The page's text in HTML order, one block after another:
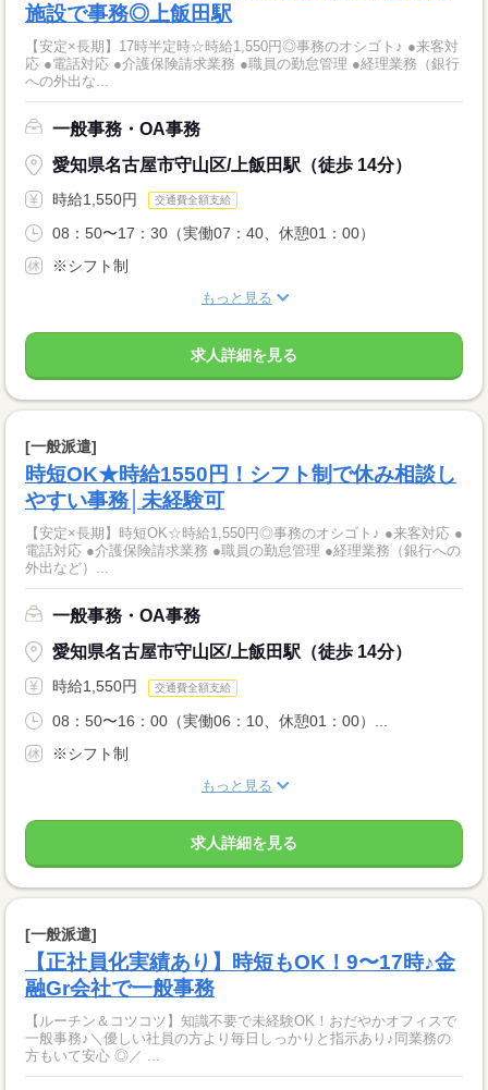
施設で事務◎上飯田駅
【安定×長期】17時半定時☆時給1,550円◎事務のオシゴト♪ ●来客対
応 ●電話対応 ●介護保険請求業務 ●職員の勤怠管理 ●経理業務（銀行
への外出な...
一般事務・OA事務
愛知県名古屋市守山区/上飯田駅（徒歩 14分）
時給1,550円 交通費全額支給
08：50〜17：30（実働07：40、休憩01：00）
※シフト制
もっと見る
求人詳細を見る
[一般派遣]
時短OK★時給1550円！シフト制で休み相談し
やすい事務│未経験可
【安定×長期】時短OK☆時給1,550円◎事務のオシゴト♪ ●来客対応 ●
電話対応 ●介護保険請求業務 ●職員の勤怠管理 ●経理業務（銀行への
外出など）...
一般事務・OA事務
愛知県名古屋市守山区/上飯田駅（徒歩 14分）
時給1,550円 交通費全額支給
08：50〜16：00（実働06：10、休憩01：00）...
※シフト制
もっと見る
求人詳細を見る
[一般派遣]
【正社員化実績あり】時短もOK！9〜17時♪金
融Gr会社で一般事務
【ルーチン＆コツコツ】知識不要で未経験OK！おだやかオフィスで
一般事務♪＼優しい社員の方より毎日しっかりと指示あり♪同業務の
方もいて安心 ◎／ ...